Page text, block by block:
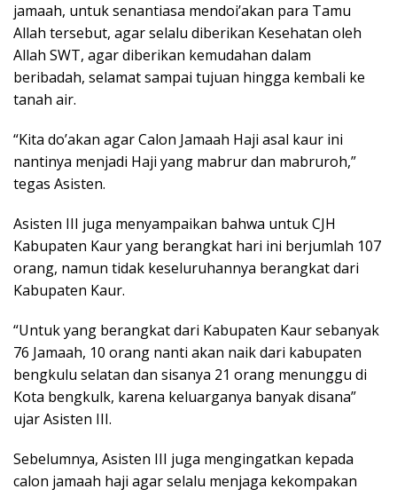
jamaah, untuk senantiasa mendoi’akan para Tamu
Allah tersebut, agar selalu diberikan Kesehatan oleh
Allah SWT, agar diberikan kemudahan dalam
beribadah, selamat sampai tujuan hingga kembali ke
tanah air.
“Kita do’akan agar Calon Jamaah Haji asal kaur ini
nantinya menjadi Haji yang mabrur dan mabruroh,”
tegas Asisten.
Asisten III juga menyampaikan bahwa untuk CJH
Kabupaten Kaur yang berangkat hari ini berjumlah 107
orang, namun tidak keseluruhannya berangkat dari
Kabupaten Kaur.
“Untuk yang berangkat dari Kabupaten Kaur sebanyak
76 Jamaah, 10 orang nanti akan naik dari kabupaten
bengkulu selatan dan sisanya 21 orang menunggu di
Kota bengkulk, karena keluarganya banyak disana”
ujar Asisten III.
Sebelumnya, Asisten III juga mengingatkan kepada
calon jamaah haji agar selalu menjaga kekompakan